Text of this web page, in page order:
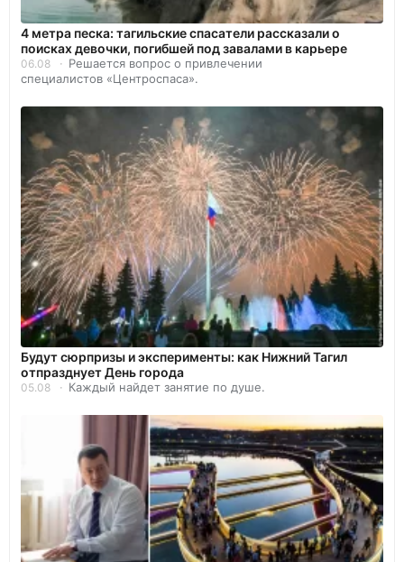
4 метра песка: тагильские спасатели рассказали о
поисках девочки, погибшей под завалами в карьере
06.08
Решается вопрос о привлечении
специалистов «Центроспаса».
Будут сюрпризы и эксперименты: как Нижний Тагил
отпразднует День города
05.08 Каждый найдет занятие по душе.